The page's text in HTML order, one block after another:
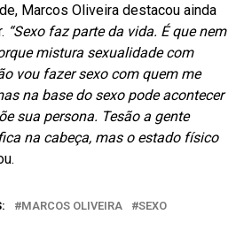
Marcos Oliveira destacou ainda
“Sexo faz parte da vida. É que nem
mistura sexualidade com
vou fazer sexo com quem me
na base do sexo pode acontecer
sua persona. Tesão a gente
na cabeça, mas o estado físico
MARCOS OLIVEIRA SEXO